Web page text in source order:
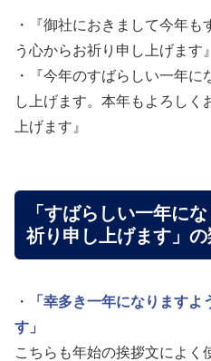
・『御社におきまして今年
う心からお祈り申し上げます』
・『今年のすばらしい一年
し上げます。本年もよろしく
上げます』
「すばらしい一年に
祈り申し上げます」の
・
「幸多き一年になります
す」
こちらも年始の挨拶文によく